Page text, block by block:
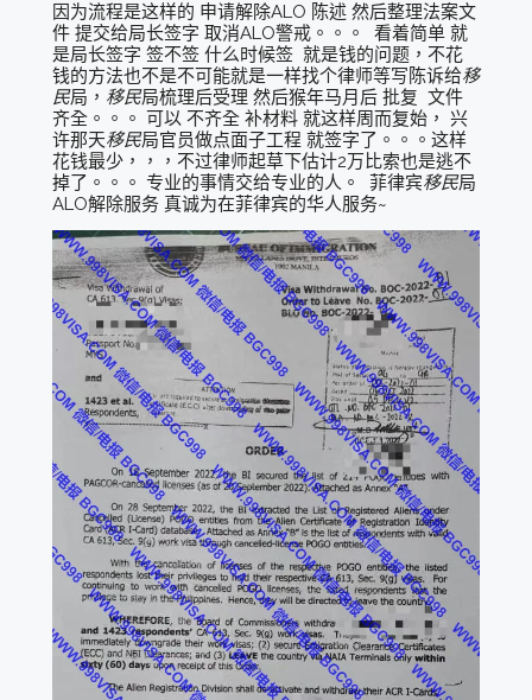
因为流程是这样的 申请解除ALO 陈述 然后整理法案文
件 提交给局长签字 取消ALO警戒。。。 看着简单 就
是局长签字 签不签 什么时候签 就是钱的问题，不花
钱的方法也不是不可能就是一样找个律师等写陈诉给移
民局， 移民局梳理后受理 然后猴年马月后 批复 文件
齐全。。。 可以 不齐全 补材料 就这样周而复始， 兴
许那天移民局官员做点面子工程 就签字了。。。这样
花钱最少，，，不过律师起草下估计2万比索也是逃不
掉了。。。 专业的事情交给专业的人。 菲律宾移民局
ALO解除服务 真诚为在菲律宾的华人服务~